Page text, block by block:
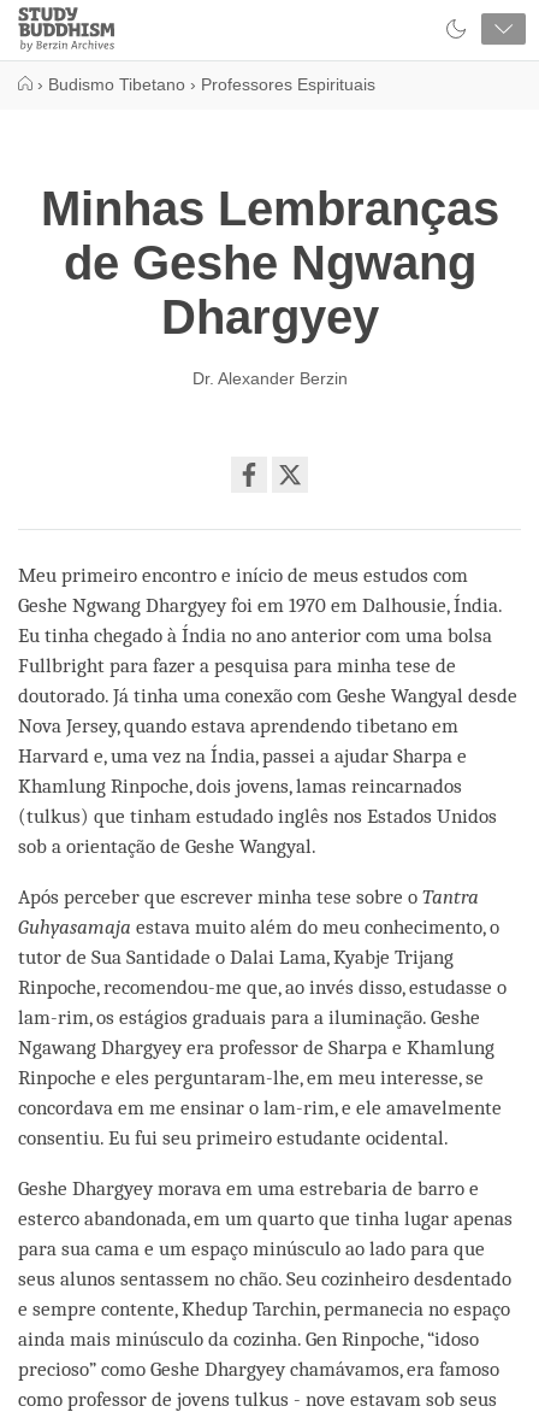
Close
Study
Buddhism
› Budismo Tibetano › Professores Espirituais
Minhas Lembranças
de Geshe Ngwang
Dhargyey
Dr. Alexander Berzin
on
facebook
Meu primeiro encontro e início de meus estudos com
Geshe Ngwang Dhargyey foi em 1970 em Dalhousie, Índia.
Eu tinha chegado à Índia no ano anterior com uma bolsa
Fullbright para fazer a pesquisa para minha tese de
doutorado. Já tinha uma conexão com Geshe Wangyal desde
Nova Jersey, quando estava aprendendo tibetano em
Harvard e, uma vez na Índia, passei a ajudar Sharpa e
Khamlung Rinpoche, dois jovens, lamas reincarnados
(tulkus) que tinham estudado inglês nos Estados Unidos
sob a orientação de Geshe Wangyal.
Após perceber que escrever minha tese sobre o Tantra
Guhyasamaja estava muito além do meu conhecimento, o
tutor de Sua Santidade o Dalai Lama, Kyabje Trijang
Rinpoche, recomendou-me que, ao invés disso, estudasse o
lam-rim, os estágios graduais para a iluminação. Geshe
Ngawang Dhargyey era professor de Sharpa e Khamlung
Rinpoche e eles perguntaram-lhe, em meu interesse, se
concordava em me ensinar o lam-rim, e ele amavelmente
consentiu. Eu fui seu primeiro estudante ocidental.
Geshe Dhargyey morava em uma estrebaria de barro e
esterco abandonada, em um quarto que tinha lugar apenas
para sua cama e um espaço minúsculo ao lado para que
seus alunos sentassem no chão. Seu cozinheiro desdentado
e sempre contente, Khedup Tarchin, permanecia no espaço
ainda mais minúsculo da cozinha. Gen Rinpoche, “idoso
precioso” como Geshe Dhargyey chamávamos, era famoso
como professor de jovens tulkus - nove estavam sob seus